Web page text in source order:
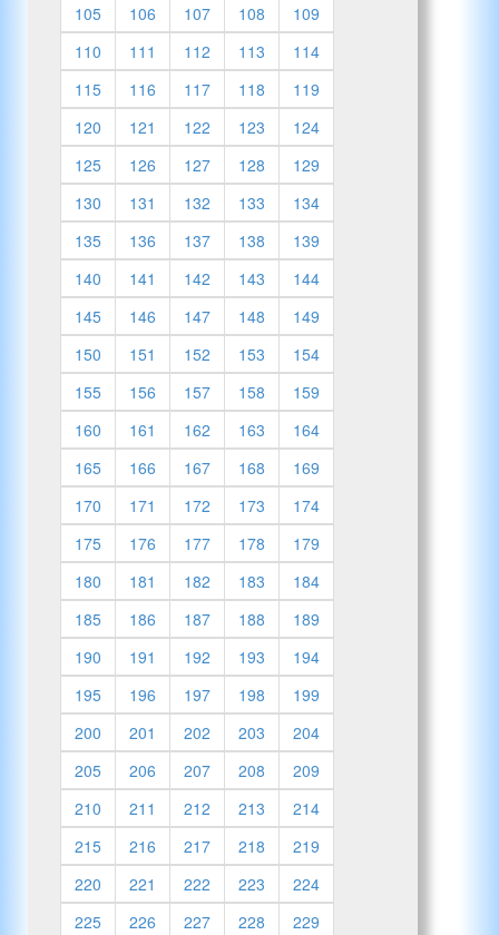
105
106 107 108
109
110
111 112 113
114
115
116 117 118
119
120
121 122 123
124
125
126 127 128
129
130
131 132 133
134
135
136 137 138
139
140
141 142 143
144
145
146 147 148
149
150
151 152 153
154
155
156 157 158
159
160
161 162 163
164
165
166 167 168
169
170
171 172 173
174
175
176 177 178
179
180
181 182 183
184
185
186 187 188
189
190
191 192 193
194
195
196 197 198
199
200
201 202 203
204
205
206 207 208
209
210
211 212 213
214
215
216 217 218
219
220
221 222 223
224
225
226 227 228
229